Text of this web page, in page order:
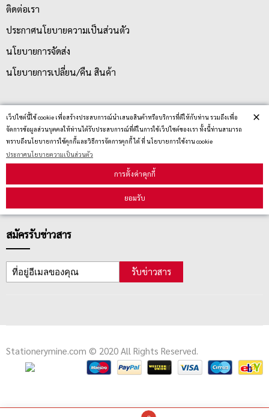
เว็ปไซต์นี้ใช้ cookie เพื่อสร้างประสบการณ์นำเสนอสินค้าหรือบริการที่ดีให้กับท่าน รวมถึงเพื่อ
จัดการข้อมูลส่วนบุคคลให้ท่านได้รับประสบการณ์ที่ดีในการใช้เว็ปไซต์ของเรา ทั้งนี้ท่านสามารถ
ทราบถึงนโยบายการใช้คุกกี้และวิธีการจัดการคุกกี้ ได้ ที่ นโยบายการใช้งาน cookie
ประกาศนโยบายความเป็นส่วนตัว
การตั้งค่าคุกกี้
ยอมรับ
×
ติดต่อเรา
ประกาศนโยบายความเป็นส่วนตัว
นโยบายการจัดส่ง
นโยบายการเปลี่ยน/คืน สินค้า
บริการลูกค้า
ตรวจสอบสถานะสินค้า
สมัครรับข่าวสาร
รับข่าวสาร
Stationerymine.com © 2020 All Rights Reserved.